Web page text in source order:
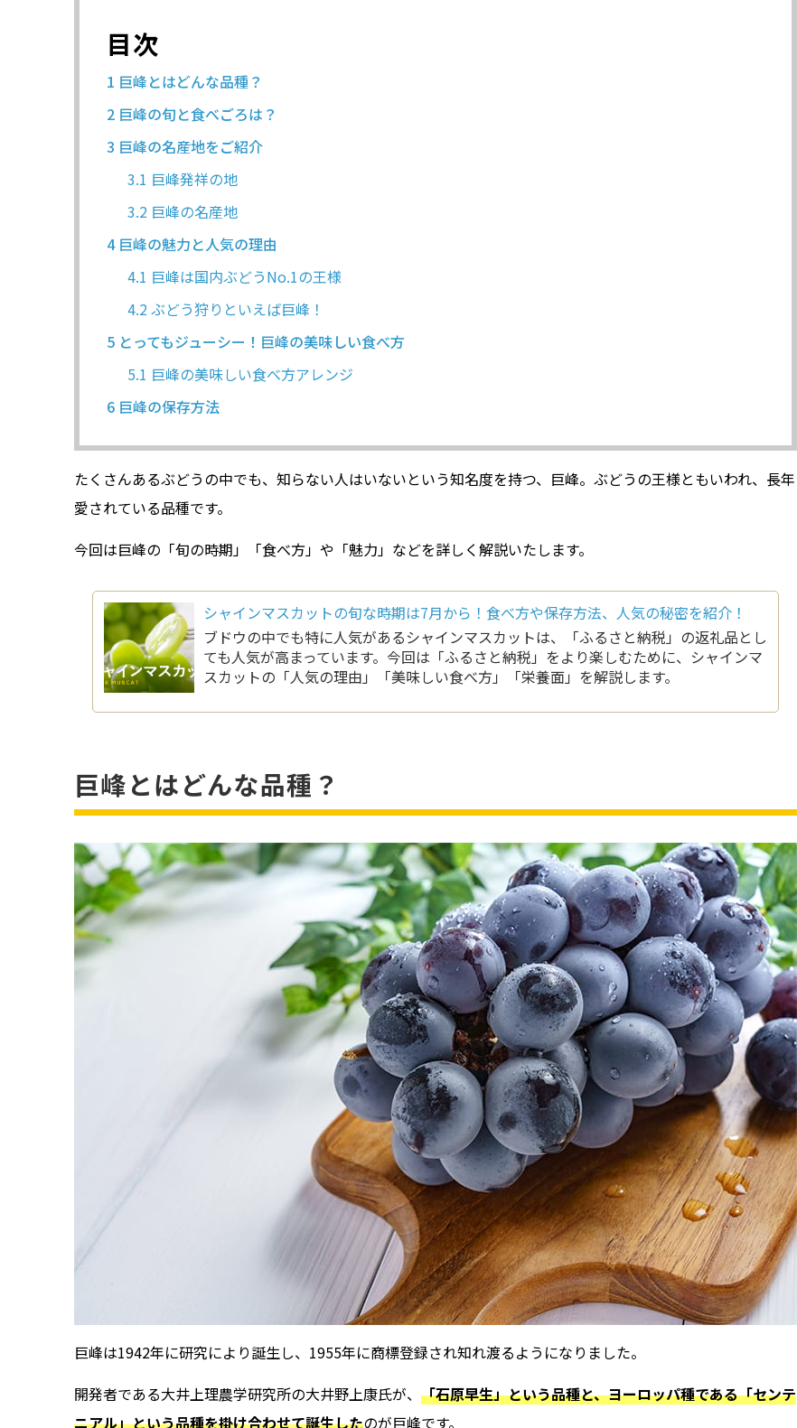
目次
1 巨峰とはどんな品種？
2 巨峰の旬と食べごろは？
3 巨峰の名産地をご紹介
3.1 巨峰発祥の地
3.2巨峰の名産地
4巨峰の魅力と人気の理由
4.1 巨峰は国内ぶどうNo.1の王様
4.2ぶどう狩りといえば巨峰！
5 とってもジューシー！巨峰の美味しい食べ方
5.1 巨峰の美味しい食べ方アレンジ
6 巨峰の保存方法
たくさんあるぶどうの中でも、知らない人はいないという知名度を持つ、巨峰。ぶどうの王様ともいわれ、長年
愛されている品種です。
今回は巨峰の「旬の時期」「食べ方」や「魅力」などを詳しく解説いたします。
シャインマスカットの旬な時期は7月から！食べ方や保存方法、人気の秘密を紹介！
ブドウの中でも特に人気があるシャインマスカットは、「ふるさと納税」の返礼品とし
ても人気が高まっています。今回は「ふるさと納税」をより楽しむために、シャインマ
スカットの「人気の理由」「美味しい食べ方」「栄養面」を解説します。
巨峰とはどんな品種？
巨峰は1942年に研究により誕生し、1955年に商標登録され知れ渡るようになりました。
開発者である大井上理農学研究所の大井野上康氏が、 「石原早生」という品種と、ヨーロッパ種である「センテ
ニアル」という品種を掛け合わせて誕生したのが巨峰です。